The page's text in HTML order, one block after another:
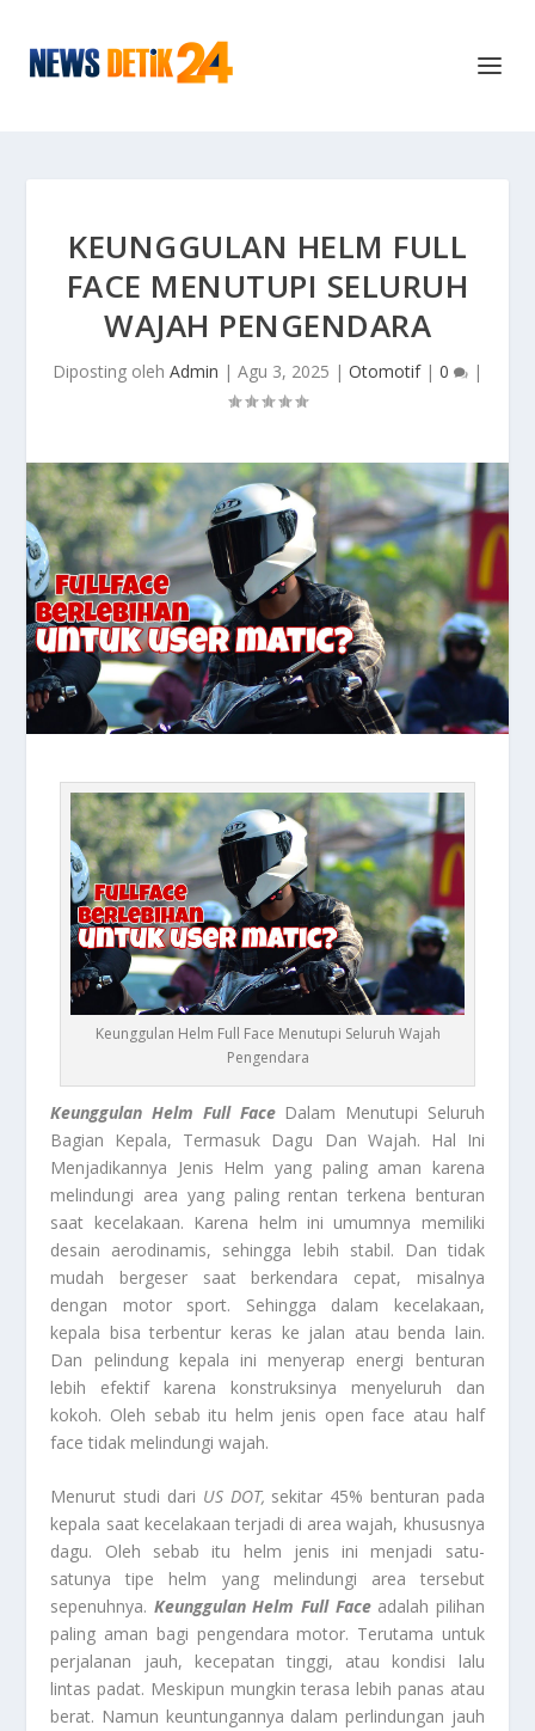
KEUNGGULAN HELM FULL
FACE MENUTUPI SELURUH
WAJAH PENGENDARA
Diposting oleh Admin | Agu 3, 2025 | Otomotif| 0 |
Keunggulan Helm Full Face Menutupi Seluruh Wajah
Pengendara
Keunggulan Helm Full FaceDalam Menutupi Seluruh
Bagian Kepala, Termasuk Dagu Dan Wajah. Hal Ini
Menjadikannya Jenis Helm yang paling aman karena
melindungi area yang paling rentan terkena benturan
saat kecelakaan. Karena helm ini umumnya memiliki
desain aerodinamis, sehingga lebih stabil. Dan tidak
mudah bergeser saat berkendara cepat, misalnya
dengan motor sport. Sehingga dalam kecelakaan,
kepala bisa terbentur keras ke jalan atau benda lain.
Dan pelindung kepala ini menyerap energi benturan
lebih efektif karena konstruksinya menyeluruh dan
kokoh. Oleh sebab itu helm jenis open face atau half
face tidak melindungi wajah.
Menurut studi dari US DOT, sekitar 45% benturan pada
kepala saat kecelakaan terjadi di area wajah, khususnya
dagu. Oleh sebab itu helm jenis ini menjadi satu-
satunya tipe helm yang melindungi area tersebut
sepenuhnya. Keunggulan Helm Full Faceadalah pilihan
paling aman bagi pengendara motor. Terutama untuk
perjalanan jauh, kecepatan tinggi, atau kondisi lalu
lintas padat. Meskipun mungkin terasa lebih panas atau
berat. Namun keuntungannya dalam perlindungan jauh